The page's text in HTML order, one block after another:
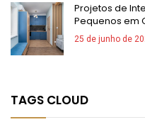
Projetos de
Pequenos em
25 de junho de
TAGS CLOUD